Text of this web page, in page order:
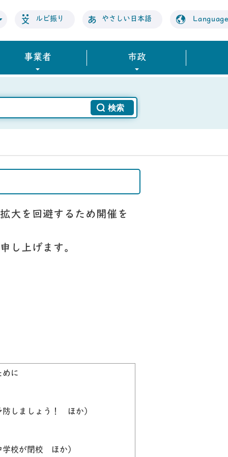
ルビ振り やさしい日本語 Language
事業者 市政
大を回避するため開催を
し上げます。
に
しましょう！ ほか）
校が閉校 ほか）